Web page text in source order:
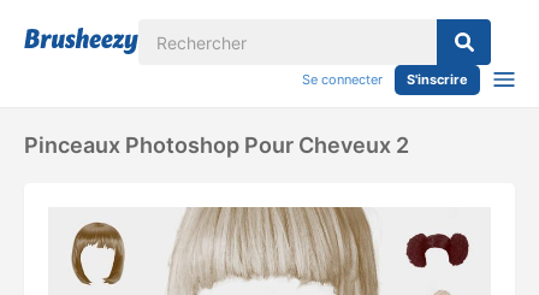
Se connecter S'inscrire
Pinceaux Photoshop Pour Cheveux 2